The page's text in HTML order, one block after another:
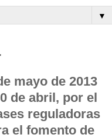
▼
mayo de 2013
de abril, por el
reguladoras
el fomento de